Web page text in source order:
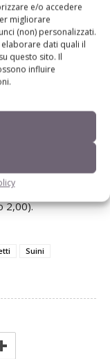
e/o accedere
migliorare
(non) personalizzati.
dati quali il
questo sito. Il
influire
-5,3% più bassa
2014, è
della
quella pesante.
è stata
pesante (1,89
generici è stata
dai valori
2,00).
Suini